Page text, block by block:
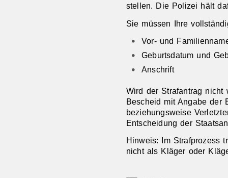
stellen. Die Polizei hält
Sie müssen Ihre
Vor- und
Geburtsdatum und
Anschrift
Wird der Strafantrag nicht
Bescheid mit Angabe der
beziehungsweise
Entscheidung der
Hinweis: Im Strafprozess t
nicht als Kläger oder